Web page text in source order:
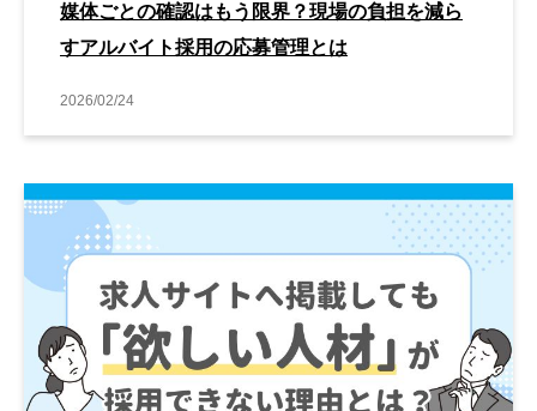
媒体ごとの確認はもう限界？現場の負担を減ら
すアルバイト採用の応募管理とは
2026/02/24